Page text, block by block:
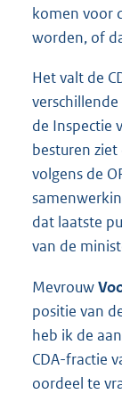
komen voor
worden, of
Het valt de
de Inspectie
besturen
volgens de
dat laatste
van de
Mevrouw
positie van
heb ik de
CDA-fractie
oordeel te